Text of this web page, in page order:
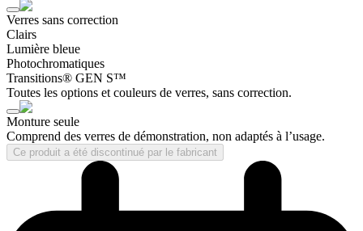
Verres sans correction
Clairs
Lumière bleue
Photochromatiques
Transitions® GEN S™
Toutes les options et couleurs de verres, sans correction.
Monture seule
Comprend des verres de démonstration, non adaptés à l’usage.
Ce produit a été discontinué par le fabricant